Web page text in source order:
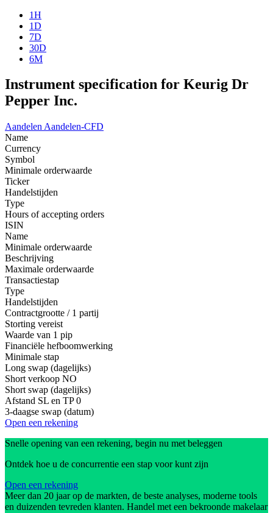
1H
1D
7D
30D
6M
Instrument specification for Keurig Dr
Pepper Inc.
Aandelen Aandelen-CFD
Name
Currency
Symbol
Minimale orderwaarde
Ticker
Handelstijden
Type
Hours of accepting orders
ISIN
Name
Minimale orderwaarde
Beschrijving
Maximale orderwaarde
Transactiestap
Type
Handelstijden
Contractgrootte / 1 partij
Storting vereist
Waarde van 1 pip
Financiële hefboomwerking
Minimale stap
Long swap (dagelijks)
Short verkoop NO
Short swap (dagelijks)
Afstand SL en TP 0
3-daagse swap (datum)
Open een rekening
Snelle opening van een rekening, begin nu met beleggen
Ontdek hoe u de concurrentie een stap voor kunt zijn
Open een rekening
Meer dan 20 jaar op de markten, de beste analyses, moderne tools
en duizenden tevreden klanten. Handel met een bekroonde makelaar